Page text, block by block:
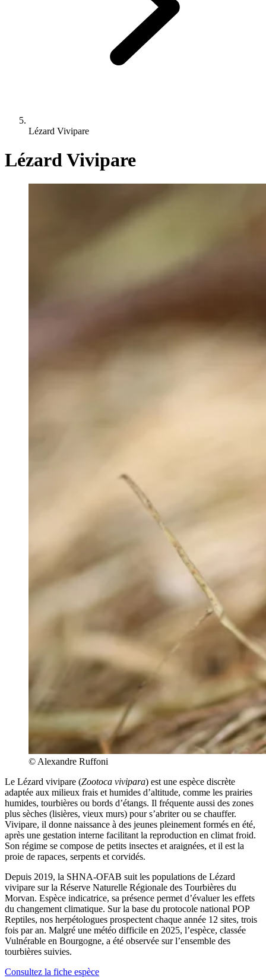
Lézard Vivipare
Lézard Vivipare
© Alexandre Ruffoni
Le Lézard vivipare (Zootoca vivipara) est une espèce discrète
adaptée aux milieux frais et humides d’altitude, comme les prairies
humides, tourbières ou bords d’étangs. Il fréquente aussi des zones
plus sèches (lisières, vieux murs) pour s’abriter ou se chauffer.
Vivipare, il donne naissance à des jeunes pleinement formés en été,
après une gestation interne facilitant la reproduction en climat froid.
Son régime se compose de petits insectes et araignées, et il est la
proie de rapaces, serpents et corvidés.
Depuis 2019, la SHNA-OFAB suit les populations de Lézard
vivipare sur la Réserve Naturelle Régionale des Tourbières du
Morvan. Espèce indicatrice, sa présence permet d’évaluer les effets
du changement climatique. Sur la base du protocole national POP
Reptiles, nos herpétologues prospectent chaque année 12 sites, trois
fois par an. Malgré une météo difficile en 2025, l’espèce, classée
Vulnérable en Bourgogne, a été observée sur l’ensemble des
tourbières suivies.
Consultez la fiche espèce